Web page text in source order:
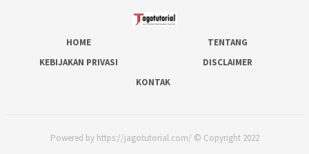
HOME
TENTANG
KEBIJAKAN PRIVASI
DISCLAIMER
KONTAK
Powered by https://jagotutorial.com/ © Copyright 2022